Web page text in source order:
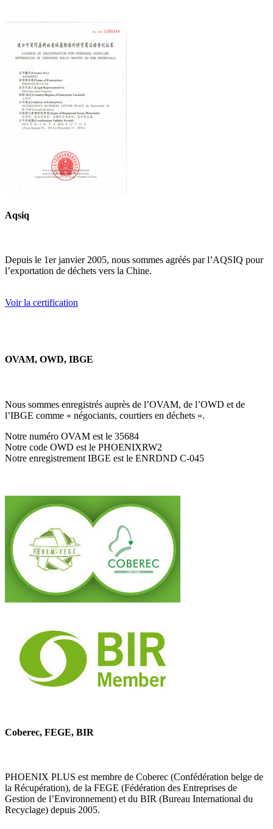
Aqsiq
Depuis le 1er janvier 2005, nous sommes agréés par l’AQSIQ pour
l’exportation de déchets vers la Chine.
Voir la certification
OVAM, OWD, IBGE
Nous sommes enregistrés auprès de l’OVAM, de l’OWD et de
l’IBGE comme « négociants, courtiers en déchets ».
Notre numéro OVAM est le 35684
Notre code OWD est le PHOENIXRW2
Notre enregistrement IBGE est le ENRDND C-045
Coberec, FEGE, BIR
PHOENIX PLUS est membre de Coberec (Confédération belge de
la Récupération), de la FEGE (Fédération des Entreprises de
Gestion de l’Environnement) et du BIR (Bureau International du
Recyclage) depuis 2005.